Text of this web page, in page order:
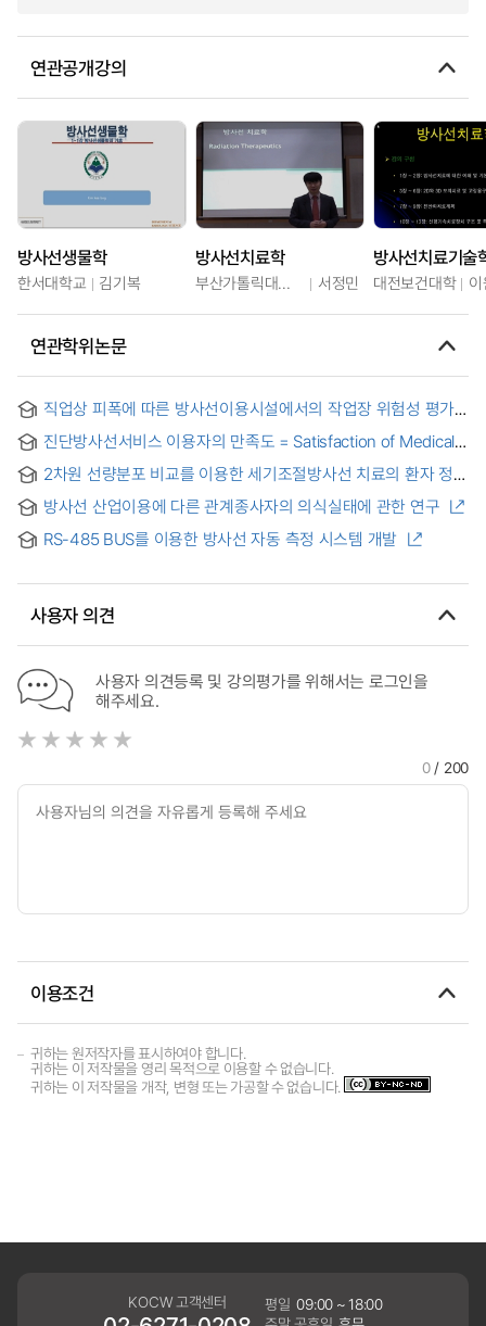
연관공개강의
방사선생물학
한서대학교 김기복
방사선치료학
부산가톨릭대학교 서정민
방사선치료기술
대전보건대학
연관학위논문
직업상 피폭에 따른 방사선이용시설에서의 작업장 위험성 평가
방법에 관한 연구 = tudy on the Risk Assessment Method at
Workplace of Radiation Facilities according to Occupational
Radiation Exposure
진단방사선서비스 이용자의 만족도 = Satisfaction of Medical
Utilizer with Diagnostic Radiology Service
2차원 선량분포 비교를 이용한 세기조절방사선 치료의 환자 정도
관리에서 최적화 맞춤 및 평가방법에 대한 연구
방사선 산업이용에 다른 관계종사자의 의식실태에 관한 연구
RS-485 BUS를 이용한 방사선 자동 측정 시스템 개발
사용자 의견
사용자 의견등록 및 강의평가를 위해서는 로그인을
해주세요.
0/ 200
이용조건
귀하는 원저작자를 표시하여야 합니다.
귀하는 이 저작물을 영리 목적으로 이용할 수 없습니다.
귀하는 이 저작물을 개작, 변형 또는 가공할 수 없습니다.
KOCW 고객센터 평일 09:00 ~ 18:00